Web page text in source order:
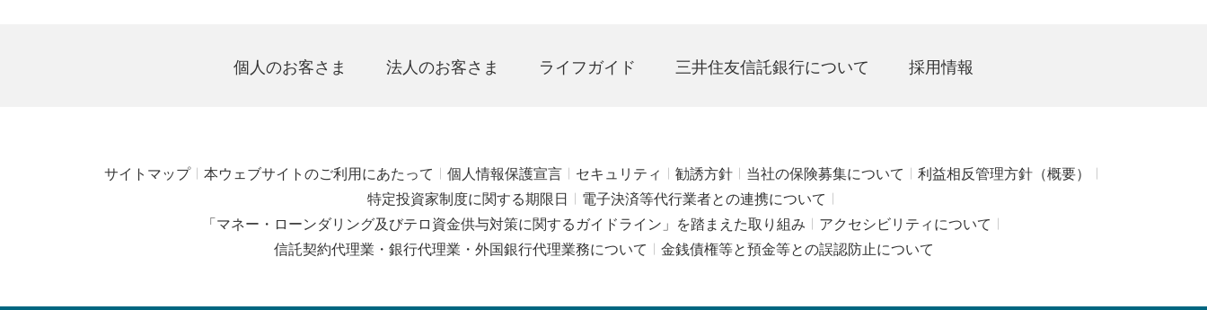
個人のお客さま 法人のお客さま ライフガイド 三井住友信託銀行について 採用情報
サイトマップ 本ウェブサイトのご利用にあたって 個人情報保護宣言 セキュリティ 勧誘方針 当社の保険募集について
利益相反管理方針（概要）
特定投資家制度に関する期限日
電子決済等代行業者との連携について
「マネー・ローンダリング及びテロ資金供与対策に関するガイドライン」を踏まえた取り組み
アクセシビリティについて
信託契約代理業・銀行代理業・外国銀行代理業務について
金銭債権等と預金等との誤認防止について